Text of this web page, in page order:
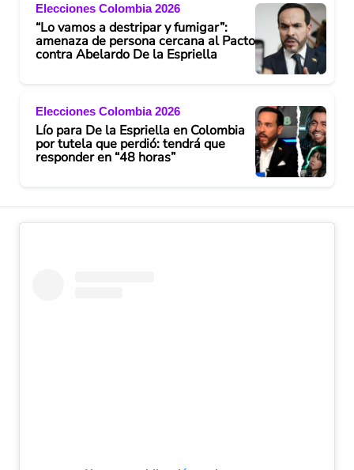
Elecciones Colombia 2026
“Lo vamos a destripar y fumigar”:
amenaza de persona cercana al Pacto
contra Abelardo De la Espriella
Elecciones Colombia 2026
Lío para De la Espriella en Colombia
por tutela que perdió: tendrá que
responder en “48 horas”